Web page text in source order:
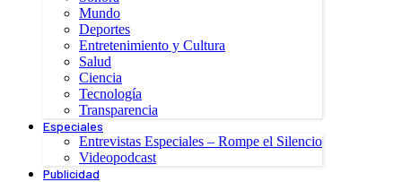
Mundo
Deportes
Entretenimiento y Cultura
Salud
Ciencia
Tecnología
Transparencia
Especiales
Entrevistas Especiales – Rompe el Silencio
Videopodcast
Publicidad